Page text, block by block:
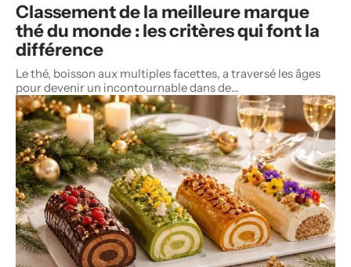
Classement de la meilleure marque
thé du monde : les critères qui font la
différence
Le thé, boisson aux multiples facettes, a traversé les âges
pour devenir un incontournable dans de…